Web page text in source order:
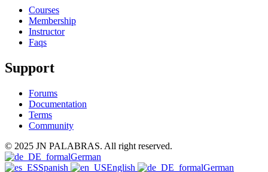
Courses
Membership
Instructor
Faqs
Support
Forums
Documentation
Terms
Community
© 2025 JN PALABRAS. All right reserved.
German
Spanish
English German